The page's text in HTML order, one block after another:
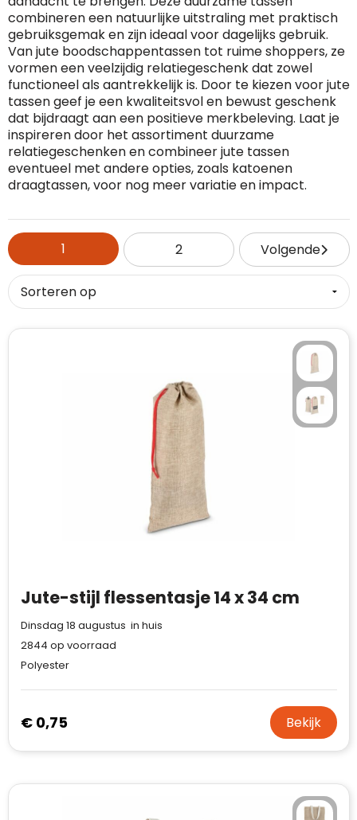
Home & Living
Keuken & Horeca
Reizen & Onderweg
Vakantie, Recreatie & Spellen
Dag van de Vrijwilliger
Dag van de Zorgkundige
Kerstmis
Pasen
Sinterklaas
Werelddierendag
Zomer
RFX™
Sportlife®
Stanley®
Swiss Peak
Tenson
Philips
Boska
Ocean Bottle
Parker
Waterman
Custom medaille
Custom deken
Custom pet, muts & hoed
Custom speelkaarten
Custom tas
Custom paraplu
Custom telefoonaccessoires
Zorg
combineren een natuurlijke uitstraling met praktisch
gebruiksgemak en zijn ideaal voor dagelijks gebruik.
Van jute boodschappentassen tot ruime shoppers, ze
vormen een veelzijdig relatiegeschenk dat zowel
functioneel als aantrekkelijk is. Door te kiezen voor jute
tassen geef je een kwaliteitsvol en bewust geschenk
dat bijdraagt aan een positieve merkbeleving. Laat je
inspireren door het assortiment duurzame
relatiegeschenken en combineer jute tassen
eventueel met andere opties, zoals katoenen
draagtassen, voor nog meer variatie en impact.
1 2 Volgende
Jute-stijl flessentasje 14 x 34 cm
Dinsdag 18 augustus in huis
2844 op voorraad
Polyester
€ 0,75 Bekijk